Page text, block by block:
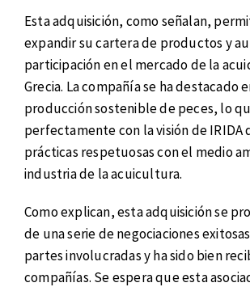
Esta adquisición, como señalan,
expandir su cartera de productos y
participación en el mercado de la
Grecia. La compañía se ha destacado
producción sostenible de peces, lo
perfectamente con la visión de IRIDA
prácticas respetuosas con el medio
industria de la acuicultura.
Como explican, esta adquisición se
de una serie de negociaciones
partes involucradas y ha sido bien
compañías. Se espera que esta